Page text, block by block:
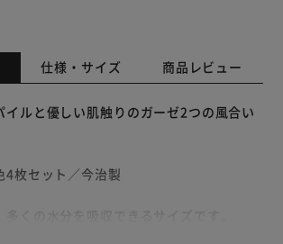
仕様・サイズ 商品レビュー
イルと優しい肌触りのガーゼ2つの風合い
4枚セット／今治製